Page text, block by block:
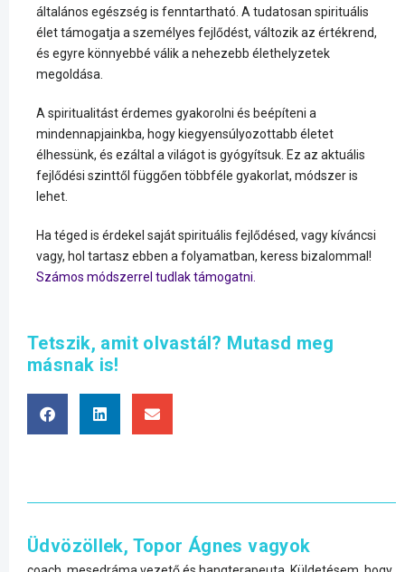
általános egészség is fenntartható. A tudatosan spirituális
élet támogatja a személyes fejlődést, változik az értékrend,
és egyre könnyebbé válik a nehezebb élethelyzetek
megoldása.
A spiritualitást érdemes gyakorolni és beépíteni a
mindennapjainkba, hogy kiegyensúlyozottabb életet
élhessünk, és ezáltal a világot is gyógyítsuk. Ez az aktuális
fejlődési szinttől függően többféle gyakorlat, módszer is
lehet.
Ha téged is érdekel saját spirituális fejlődésed, vagy kíváncsi
vagy, hol tartasz ebben a folyamatban, keress bizalommal!
Számos módszerrel tudlak támogatni.
Tetszik, amit olvastál? Mutasd meg
másnak is!
Üdvözöllek, Topor Ágnes vagyok